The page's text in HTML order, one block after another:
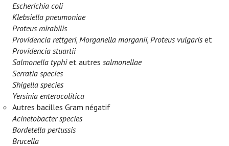
Escherichia coli
Klebsiella pneumoniae
Proteus mirabilis
Providencia rettgeri, Morganella morganii, Proteus vulgaris et
Providencia stuartii
Salmonella typhiet autressalmonellae
Serratia species
Shigella species
Yersinia enterocolitica
Autres bacilles Gram négatif
Acinetobacter species
Bordetella pertussis
Brucella